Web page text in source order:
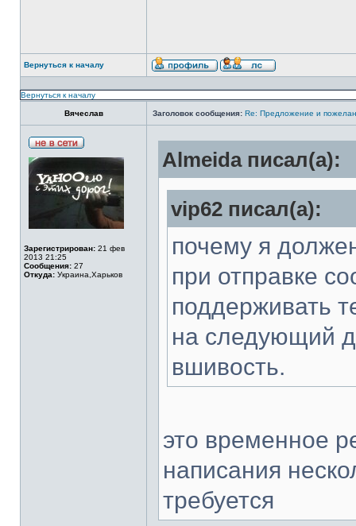
Вернуться к началу
Вернуться к началу
Вячеслав Заголовок сообщения: Re: Предложение и
Зарегистрирован: 21 фев
2013 21:25
Сообщения: 27
Откуда: Украина,Харьков
Almeida писал(а):
vip62 писал(а):
почему я
при отправке
поддерживать
на следующий
вшивость.
это временное
написания
требуется